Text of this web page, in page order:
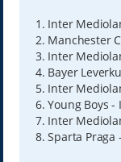
1. Inter
2. Manchester
3. Inter
4. Bayer
5. Inter
6. Young Boys
7. Inter
8. Sparta